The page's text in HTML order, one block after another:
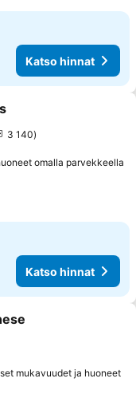
Katso hinnat
3 140
omalla parvekkeella
Katso hinnat
mukavuudet ja huoneet